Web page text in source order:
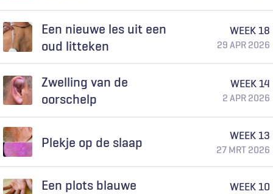
Een nieuwe les uit een
oud litteken
WEEK 18
29 APR 2026
Zwelling van de
oorschelp
WEEK 14
2 APR 2026
Plekje op de slaap WEEK 13
27 MRT 2026
Een plots blauwe
WEEK 10